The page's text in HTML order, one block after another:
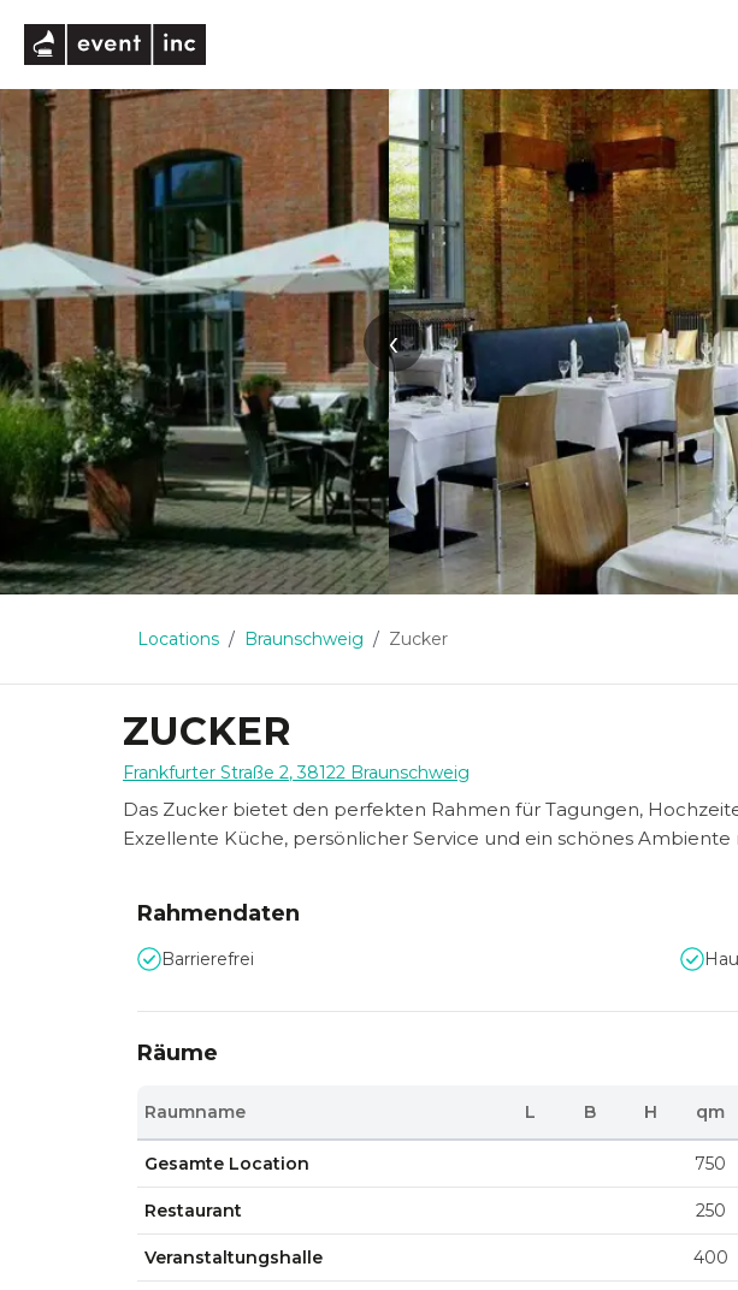
‹
Locations Braunschweig Zucker
ZUCKER
Frankfurter Straße 2,38122 Braunschweig
Das Zucker bietet den perfekten Rahmen für Tagungen,
Exzellente Küche, persönlicher Service und ein schönes
Rahmendaten
Barrierefrei
Räume
Raumname L B H qm
Gesamte Location 750
Restaurant 250
Veranstaltungshalle 400